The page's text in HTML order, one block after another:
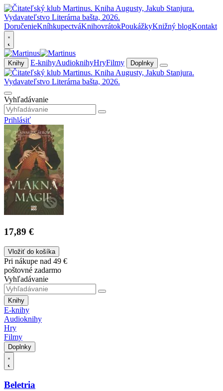
DoručenieKníhkupectváKnihovrátokPoukážkyKnižný blogKontakt
Knihy E-knihyAudioknihyHryFilmy Doplnky
Vyhľadávanie
Prihlásiť
17,89 €
Vložiť do košíka
Pri nákupe nad 49 €
poštovné zadarmo
Vyhľadávanie
Knihy
E-knihy
Audioknihy
Hry
Filmy
Doplnky
Beletria